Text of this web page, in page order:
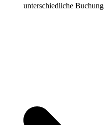
unterschiedliche